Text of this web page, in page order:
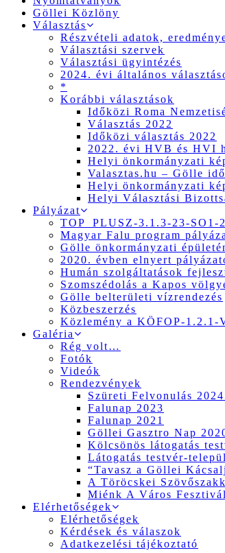
Göllei Közlöny
Választás
Részvételi adatok,
Választási szervek
Választási ügyintézés
2024. évi általános
*
Korábbi választások
Időközi Roma
Választás 2022
Időközi választás 2022
2022. évi HVB és HVI
Helyi önkormányzati
Valasztas.hu – Gölle
Helyi önkormányzati
Helyi Választási
Pályázat
TOP_PLUSZ-3.1.3-23-SO1-
Magyar Falu program
Gölle önkormányzati
2020. évben elnyert
Humán szolgáltatások
Szomszédolás a Kapos
Gölle belterületi vízrendezés
Közbeszerzés
Közlemény a KÖFOP-1.2.1-
Galéria
Rég volt…
Fotók
Videók
Rendezvények
Szüreti Felvonulás
Falunap 2023
Falunap 2021
Göllei Gasztro Nap
Kölcsönös látogatás
Látogatás testvér-
“Tavasz a Göllei
A Töröcskei
Miénk A Város
Elérhetőségek
Elérhetőségek
Kérdések és válaszok
Adatkezelési tájékoztató